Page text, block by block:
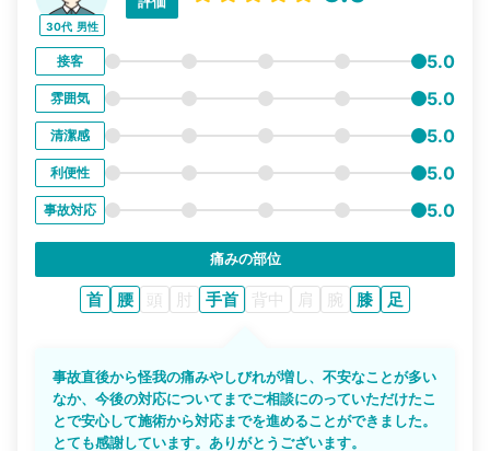
30代 男性
接客 5.0
雰囲気 5.0
清潔感 5.0
利便性 5.0
事故対応 5.0
痛みの部位
首 腰 頭 肘 手首 背中 肩 腕 膝 足
事故直後から怪我の痛みやしびれが増し、不安なことが多い
なか、今後の対応についてまでご相談にのっていただけたこ
とで安心して施術から対応までを進めることができました。
とても感謝しています。ありがとうございます。